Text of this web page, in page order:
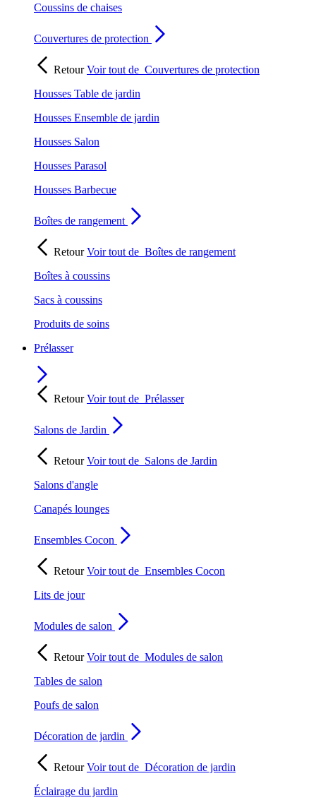
Coussins de chaises
Couvertures de protection
RetourVoir tout de Couvertures de protection
Housses Table de jardin
Housses Ensemble de jardin
Housses Salon
Housses Parasol
Housses Barbecue
Boîtes de rangement
RetourVoir tout de Boîtes de rangement
Boîtes à coussins
Sacs à coussins
Produits de soins
Prélasser
RetourVoir tout de Prélasser
Salons de Jardin
RetourVoir tout de Salons de Jardin
Salons d'angle
Canapés lounges
Ensembles Cocon
RetourVoir tout de Ensembles Cocon
Lits de jour
Modules de salon
RetourVoir tout de Modules de salon
Tables de salon
Poufs de salon
Décoration de jardin
RetourVoir tout de Décoration de jardin
Éclairage du jardin